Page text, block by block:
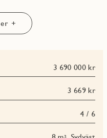
och vitmålad vägg.
matlagning och bakning
bekvämlighet.
som gör det lätt att
grått klinkergolv och
kommod vid tvättstället.
området Huvudsta
+
3 690 000 kr
3 669 kr
4 / 6